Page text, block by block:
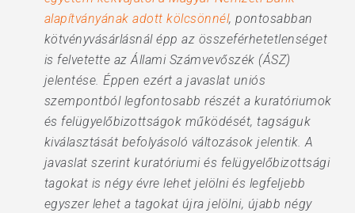
alapítványának adott kölcsönnél, pontosabban
kötvényvásárlásnál épp az összeférhetetlenséget
is felvetette az Állami Számvevőszék (ÁSZ)
jelentése. Éppen ezért a javaslat uniós
szempontból legfontosabb részét a kuratóriumok
és felügyelőbizottságok működését, tagságuk
kiválasztását befolyásoló változások jelentik. A
javaslat szerint kuratóriumi és felügyelőbizottsági
tagokat is négy évre lehet jelölni és legfeljebb
egyszer lehet a tagokat újra jelölni, újabb négy